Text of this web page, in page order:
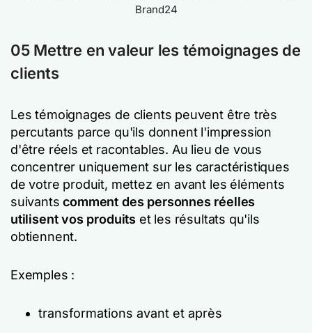
Brand24
05 Mettre en valeur les témoignages de
clients
Les témoignages de clients peuvent être très
percutants parce qu'ils donnent l'impression
d'être réels et racontables. Au lieu de vous
concentrer uniquement sur les caractéristiques
de votre produit, mettez en avant les éléments
suivantscomment des personnes réelles
utilisent vos produits et les résultats qu'ils
obtiennent.
Exemples :
transformations avant et après